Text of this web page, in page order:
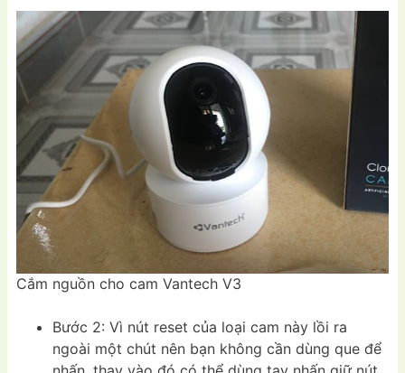
Cắm nguồn cho cam Vantech V3
Bước 2: Vì nút reset của loại cam này lồi ra
ngoài một chút nên bạn không cần dùng que để